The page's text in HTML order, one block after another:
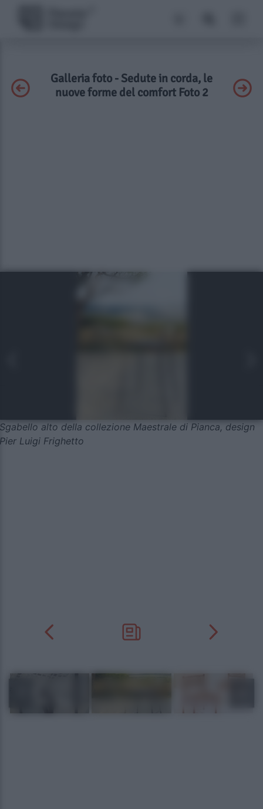
Galleria foto - Sedute in corda, le
nuove forme del comfort Foto 2
Sgabello alto della collezione Maestrale di Pianca, design
Pier Luigi Frighetto